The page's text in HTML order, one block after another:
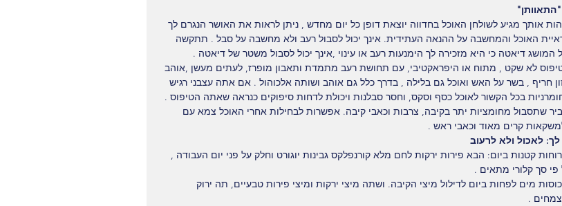
אותך מגיע לשולחן האוכל בחדווה יוצאת דופן כל יום מחדש , ניתן לראות את האושר הנגרם לך
האוכל והמחשבה על ההנאה העתידית. אינך יכול לסבול רעב ולא מחשבה על סבל . תתקשה
המושג דיאטה כי היא מזכירה לך הימנעות רעב או עינוי ,אינך יכול לסבול משטר של דיאטה .
לא שקט , מתוח או היפראקטיבי, עם תחושת רעב מתמדת ותאבון מופרז, לעתים מעשן ,אוהב
חריף , בשר על האש ואוכל גם בלילה , בדרך כלל גם אוהב ושותה אלכוהול . אם אתה עצבני רגיש
בכל הקשור לאוכל כסף וסקס, וחסר סבלנות ויכולת לדחות סיפוקים כנראה שאתה הטיפוס .
שתסבול מחומציות יתר בקיבה, צרבות וכאבי קיבה. אפשרות לבחילות אחרי האוכל צמא עם
קרים מאוד וכאבי ראש .
לאכול ולא לרעוב
6 ארוחות קטנות ביום: הבא פירות ירקות לחם מלא קורנפלקס גבינות יוגורט וחלק על פני יום העבודה ,
פי סך קלורי מתאים .
שתה 12 כוסות מים לפחות ביום לדילול מיצי הקיבה. ושתה מיצי ירקות ומיצי פירות טבעיים, תה ירוק
צמחים .